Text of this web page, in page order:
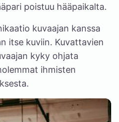
poistuu hääpaikalta.
kuvaajan kanssa
itse kuviin. Kuvattavien
kyky ohjata
ihmisten